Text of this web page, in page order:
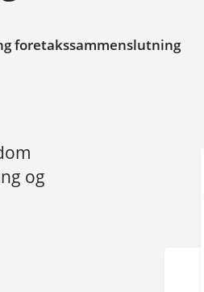
foretakssammenslutning
og